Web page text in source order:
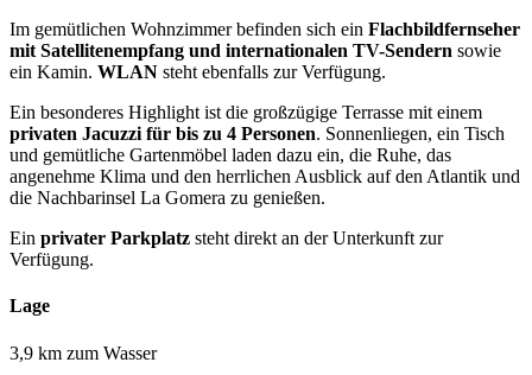
Im gemütlichen Wohnzimmer befinden sich ein Flachbildfernseher
mit Satellitenempfang und internationalen TV-Sendern sowie
ein Kamin. WLAN steht ebenfalls zur Verfügung.
Ein besonderes Highlight ist die großzügige Terrasse mit einem
privaten Jacuzzi für bis zu 4 Personen. Sonnenliegen, ein Tisch
und gemütliche Gartenmöbel laden dazu ein, die Ruhe, das
angenehme Klima und den herrlichen Ausblick auf den Atlantik und
die Nachbarinsel La Gomera zu genießen.
Ein privater Parkplatz steht direkt an der Unterkunft zur
Verfügung.
Lage
3,9 km zum Wasser